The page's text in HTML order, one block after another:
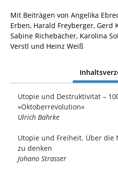
Mit Beiträgen von Angelika
Erben, Harald Freyberger, Gerd
Sabine Richebächer, Karolina
Verstl und Heinz Weiß
Utopie und Destruktivität –
»Oktoberrevolution«
Ulrich Bahrke
Utopie und Freiheit. Über die
zu denken
Johano Strasser